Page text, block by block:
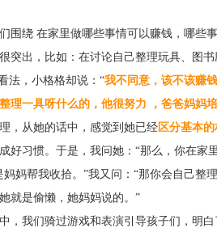
围绕 在家里做哪些事情可以赚钱，哪些
突出，比如：在讨论自己整理玩具、图
法，小格格却说：“我不同意，该不该赚
理一具呀什么的，他很努力 ，爸爸妈妈
，从她的话中，感觉到她已经区分基本
好习惯。于是，我问她：“那么，你在家
妈妈帮我收拾。”我又问：“那你会自己整
就是偷懒，她妈妈说的。”
，我们骑过游戏和表演引导孩子们，明